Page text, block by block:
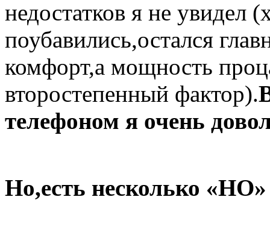
недостатков я не увидел
поубавились,остался
комфорт,а мощность
второстепенный фактор).
телефоном я очень
Но,есть несколько «НО»